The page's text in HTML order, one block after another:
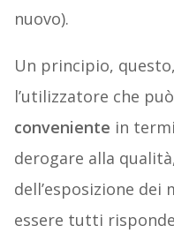
nuovo).
Un principio,
l’utilizzatore che
conveniente in
derogare alla
dell’esposizione dei
essere tutti